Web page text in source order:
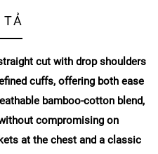
TẢ
cut with drop shoulders
cuffs, offering both ease
bamboo-cotton blend,
compromising on
at the chest and a classic